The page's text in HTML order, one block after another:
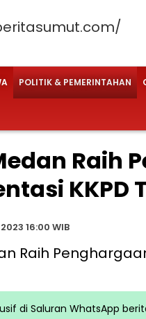
POLITIK & PEMERINTAHAN
Raih
KKPD
16:00 WIB
di Saluran WhatsApp